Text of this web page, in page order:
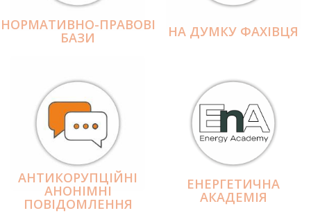
НОРМАТИВНО-ПРАВОВІ
БАЗИ НА ДУМКУ ФАХІВЦЯ
АНТИКОРУПЦІЙНІ
АНОНІМНІ
ПОВІДОМЛЕННЯ
ЕНЕРГЕТИЧНА
АКАДЕМІЯ